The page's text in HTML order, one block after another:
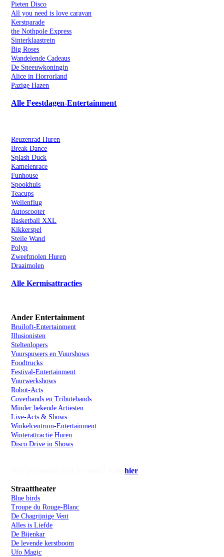
Pieten Disco
All you need is love caravan
Kerstparade
the Nothpole Express
Sinterklaastrein
Big Roses
Wandelende Cadeaus
De Sneeuwkoningin
Alice in Horrorland
Pazige Hazen
Alle Feestdagen-Entertainment
Reuzenrad Huren
Break Dance
Splash Duck
Kamelenrace
Funhouse
Spookhuis
Teacups
Wellenflug
Autoscooter
Basketball XXL
Kikkerspel
Steile Wand
Polyp
Zweefmolen Huren
Draaimolen
Alle Kermisattracties
Ander Entertainment
Bruiloft-Entertainment
Illusionisten
Steltenlopers
Vuurspuwers en Vuurshows
Foodtrucks
Festival-Entertainment
Vuurwerkshows
Robot-Acts
Coverbands en Tributebands
Minder bekende Artiesten
Live-Acts & Shows
Winkelcentrum-Entertainment
Winterattractie Huren
Disco Drive in Shows
Niet gevonden wat je zocht? Klikhier
Straattheater
Blue birds
Troupe du Rouge-Blanc
De Chagrijnige Vent
Alles is Liefde
De Bijenkar
De levende kerstboom
Ufo Magic